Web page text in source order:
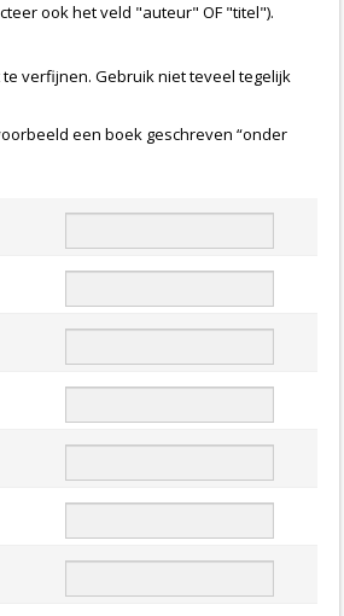
ook het veld "auteur" OF "titel").
verfijnen. Gebruik niet teveel tegelijk
een boek geschreven “onder